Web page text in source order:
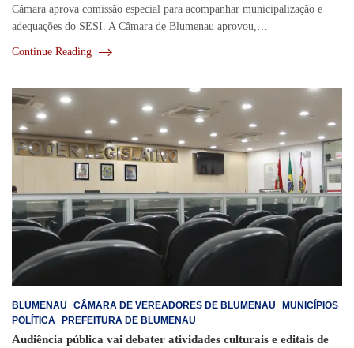
Câmara aprova comissão especial para acompanhar municipalização e
adequações do SESI. A Câmara de Blumenau aprovou,…
Continue Reading
BLUMENAU CÂMARA DE VEREADORES DE BLUMENAU
MUNICÍPIOS
POLÍTICA
PREFEITURA DE BLUMENAU
Audiência pública vai debater atividades culturais e editais de